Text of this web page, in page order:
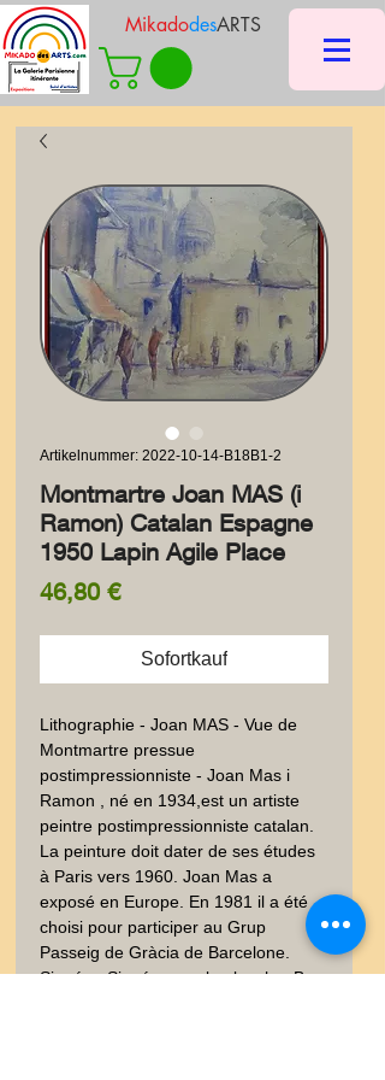
MikadodesARTS
Artikelnummer: 2022-10-14-B18B1-2
Montmartre Joan MAS (i
Ramon) Catalan Espagne
1950 Lapin Agile Place
46,80 €Preis
Sofortkauf
Lithographie - Joan MAS - Vue de
Montmartre pressue
postimpressionniste - Joan Mas i
Ramon , né en 1934,est un artiste
peintre postimpressionniste catalan.
La peinture doit dater de ses études
à Paris vers 1960. Joan Mas a
exposé en Europe. En 1981 il a été
choisi pour participer au Grup
Passeig de Gràcia de Barcelone.
Signée.  Signée sous la planche. Bon